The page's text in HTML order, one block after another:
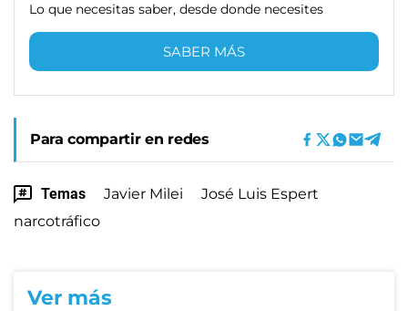
Lo que necesitas saber, desde donde necesites
SABER MÁS
Para compartir en redes
Temas Javier Milei
José Luis Espert
narcotráfico
Ver más